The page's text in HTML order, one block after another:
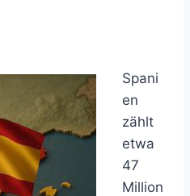
Spani
en
zählt
etwa
47
Million